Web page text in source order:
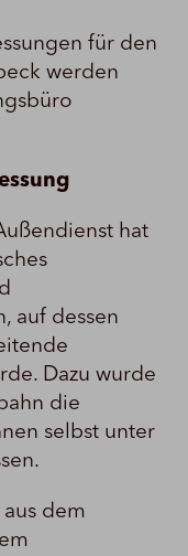
für den
werden
hat
auf dessen
Dazu wurde
die
selbst unter
dem